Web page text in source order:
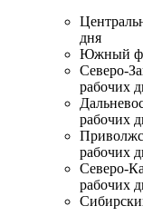
дня
Южный
Северо-
рабочих
рабочих
рабочих
Северо-
рабочих